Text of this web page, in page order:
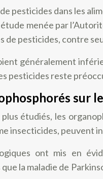
de pesticides dans les
menée par
de pesticides, contre
généralement
pesticides reste
sur
plus étudiés, les
insecticides, peuvent
ont mis en
la maladie de